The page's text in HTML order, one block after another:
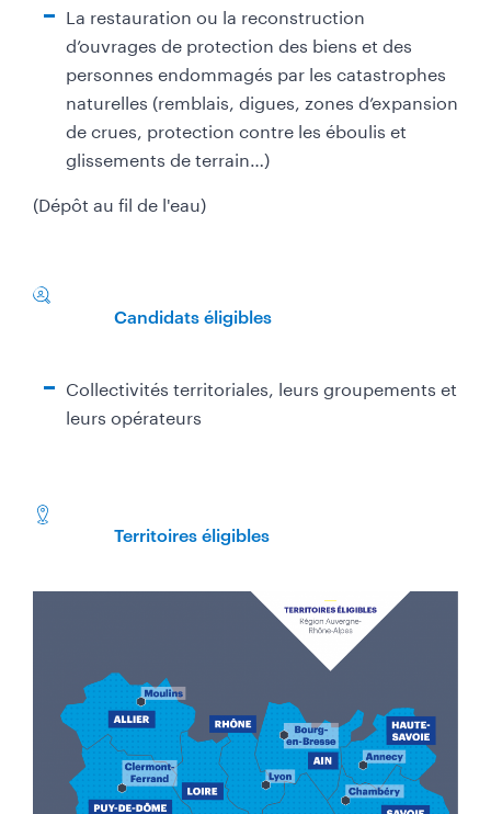
La restauration ou la reconstruction
d’ouvrages de protection des biens et des
personnes endommagés par les catastrophes
naturelles (remblais, digues, zones d’expansion
de crues, protection contre les éboulis et
glissements de terrain…)
(Dépôt au fil de l'eau)
Candidats éligibles
Collectivités territoriales, leurs groupements et
leurs opérateurs
Territoires éligibles